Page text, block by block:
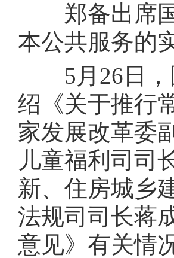
郑备出席国
本公共服务的
5月26日，
绍《关于推行
家发展改革委
儿童福利司司
新、住房城乡
法规司司长蒋
意见》有关情